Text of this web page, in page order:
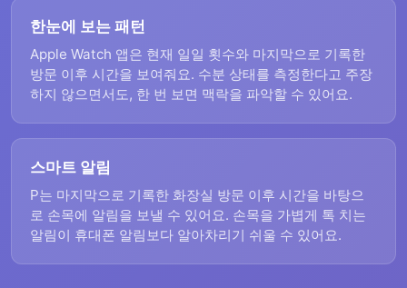
한눈에 보는 패턴
Apple Watch 앱은 현재 일일 횟수와 마지막으로 기록한
방문 이후 시간을 보여줘요. 수분 상태를 측정한다고 주장
하지 않으면서도, 한 번 보면 맥락을 파악할 수 있어요.
스마트 알림
P는 마지막으로 기록한 화장실 방문 이후 시간을 바탕으
로 손목에 알림을 보낼 수 있어요. 손목을 가볍게 톡 치는
알림이 휴대폰 알림보다 알아차리기 쉬울 수 있어요.